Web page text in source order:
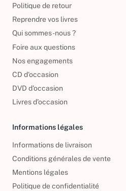
Politique de retour
Reprendre vos livres
Qui sommes-nous ?
Foire aux questions
Nos engagements
CD d'occasion
DVD d'occasion
Livres d’occasion
Informations légales
Informations de livraison
Conditions générales de vente
Mentions légales
Politique de confidentialité